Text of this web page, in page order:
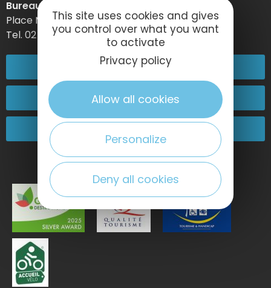
Bureau d’information d’Etretat
Place Maurice Guillard – 76790 Étretat
Tel. 02 35 27 05 21
02 32 74 04 04
Contact-us
This site uses cookies and gives
you control over what you want
to activate
Privacy policy
Allow all cookies
Personalize
Deny all cookies